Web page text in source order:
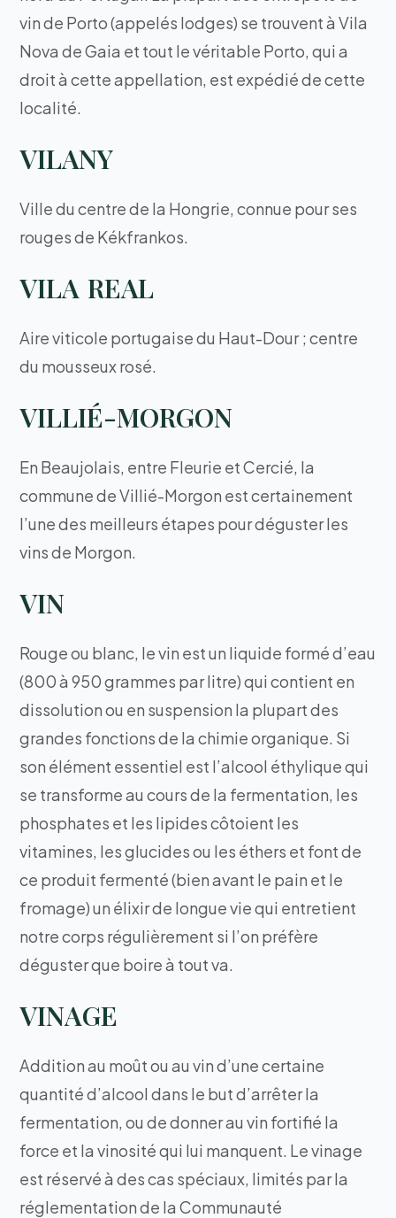
vin de Porto (appelés lodges) se trouvent à Vila
Nova de Gaia et tout le véritable Porto, qui a
droit à cette appellation, est expédié de cette
localité.
VILANY
Ville du centre de la Hongrie, connue pour ses
rouges de Kékfrankos.
VILA REAL
Aire viticole portugaise du Haut-Dour ; centre
du mousseux rosé.
VILLIÉ-MORGON
En Beaujolais, entre Fleurie et Cercié, la
commune de Villié-Morgon est certainement
l’une des meilleurs étapes pour déguster les
vins de Morgon.
VIN
Rouge ou blanc, le vin est un liquide formé d’eau
(800 à 950 grammes par litre) qui contient en
dissolution ou en suspension la plupart des
grandes fonctions de la chimie organique. Si
son élément essentiel est l’alcool éthylique qui
se transforme au cours de la fermentation, les
phosphates et les lipides côtoient les
vitamines, les glucides ou les éthers et font de
ce produit fermenté (bien avant le pain et le
fromage) un élixir de longue vie qui entretient
notre corps régulièrement si l’on préfère
déguster que boire à tout va.
VINAGE
Addition au moût ou au vin d’une certaine
quantité d’alcool dans le but d’arrêter la
fermentation, ou de donner au vin fortifié la
force et la vinosité qui lui manquent. Le vinage
est réservé à des cas spéciaux, limités par la
réglementation de la Communauté